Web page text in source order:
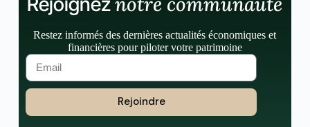
Restez informés des dernières actualités économiques et
financières pour piloter votre patrimoine
Rejoindre